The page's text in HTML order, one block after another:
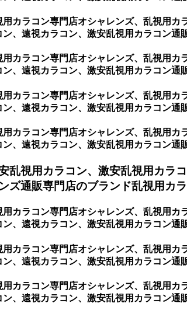
カラコン専門店オシャレンズ、乱視用
ン、遠視カラコン、激安乱視用カラコン
カラコン専門店オシャレンズ、乱視用
、遠視カラコン、激安乱視用カラコン通
カラコン専門店オシャレンズ、乱視用
ン、遠視カラコン、激安乱視用カラコン
カラコン専門店オシャレンズ、乱視用
ン、遠視カラコン、激安乱視用カラコン
乱視用カラコン、激安乱視用カラ
ズ通販専門店のブランド乱視用カ
カラコン専門店オシャレンズ、乱視用
ン、遠視カラコン、激安乱視用カラコン
カラコン専門店オシャレンズ、乱視用
ン、遠視カラコン、激安乱視用カラコン
カラコン専門店オシャレンズ、乱視用
、遠視カラコン、激安乱視用カラコン通